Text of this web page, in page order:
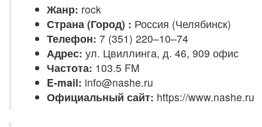
Жанр: rock
Страна (Город) : Россия (Челябинск)
Телефон: 7 (351) 220–10–74
Адрес: ул. Цвиллинга, д. 46, 909 офис
Частота: 103.5 FM
E-mail: info@nashe.ru
Официальный сайт: https://www.nashe.ru